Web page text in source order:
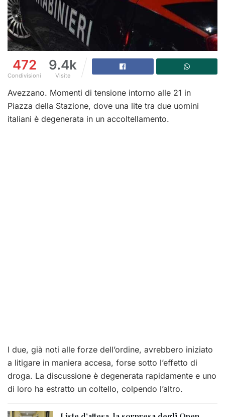
472
Condivisioni
9.4k
Visite
Avezzano. Momenti di tensione intorno alle 21 in
Piazza della Stazione, dove una lite tra due uomini
italiani è degenerata in un accoltellamento.
I due, già noti alle forze dell’ordine, avrebbero iniziato
a litigare in maniera accesa, forse sotto l’effetto di
droga. La discussione è degenerata rapidamente e uno
di loro ha estratto un coltello, colpendo l’altro.